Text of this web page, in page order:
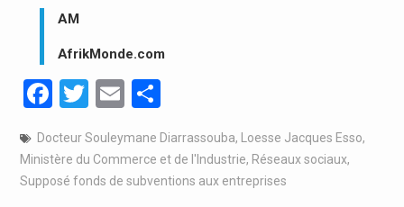
AM
AfrikMonde.com
Facebook
Twitter
EmailPartager
Docteur Souleymane Diarrassouba, Loesse Jacques Esso,
Ministère du Commerce et de l'Industrie, Réseaux sociaux,
Supposé fonds de subventions aux entreprises